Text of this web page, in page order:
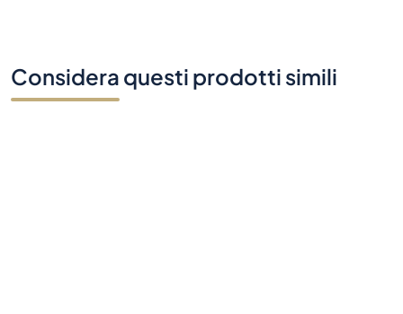
Considera questi prodotti simili